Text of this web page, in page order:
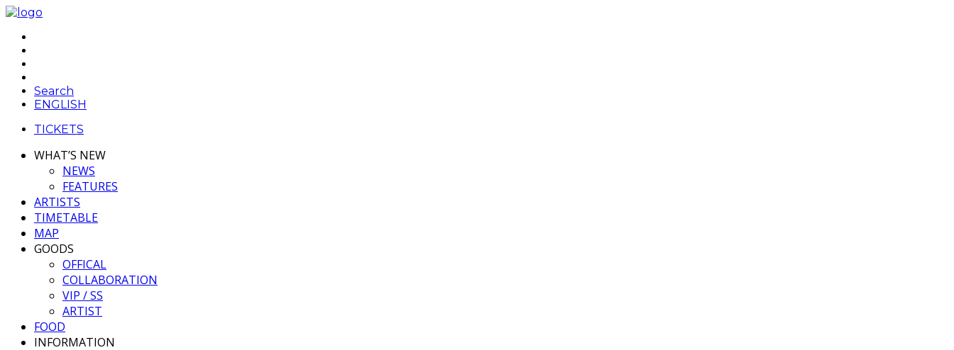
Search
ENGLISH
TICKETS
WHAT’S NEW
NEWS
FEATURES
ARTISTS
TIMETABLE
MAP
GOODS
OFFICAL
COLLABORATION
VIP / SS
ARTIST
FOOD
INFORMATION